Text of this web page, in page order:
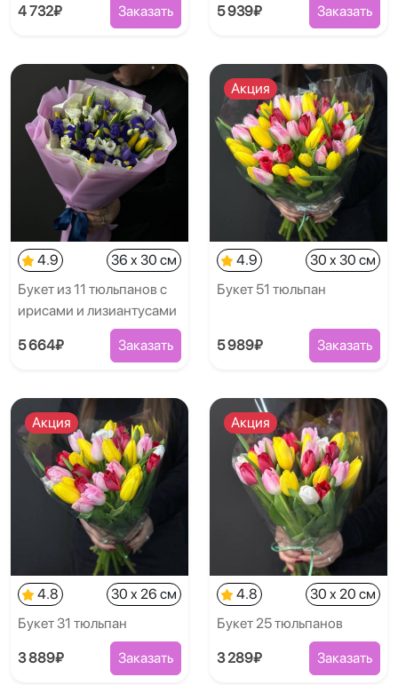
4 732₽ Заказать 5 939₽ Заказать
4.9
36 x 30 см
Букет из 11 тюльпанов с
ирисами и лизиантусами
5 664₽ Заказать
Акция
4.9
30 x 30 см
Букет 51 тюльпан
5 989₽ Заказать
Акция
4.8
30 x 26 см
Букет 31 тюльпан
3 889₽ Заказать
Акция
4.8
30 x 20 см
Букет 25 тюльпанов
3 289₽ Заказать